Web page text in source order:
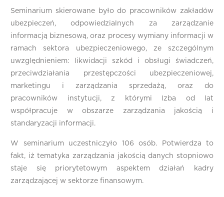
Seminarium skierowane było do pracowników zakładów
ubezpieczeń, odpowiedzialnych za zarządzanie
informacją biznesową, oraz procesy wymiany informacji w
ramach sektora ubezpieczeniowego, ze szczególnym
uwzględnieniem: likwidacji szkód i obsługi świadczeń,
przeciwdziałania przestępczości ubezpieczeniowej,
marketingu i zarządzania sprzedażą, oraz do
pracowników instytucji, z którymi Izba od lat
współpracuje w obszarze zarządzania jakością i
standaryzacji informacji.
W seminarium uczestniczyło 106 osób. Potwierdza to
fakt, iż tematyka zarządzania jakością danych stopniowo
staje się priorytetowym aspektem działań kadry
zarządzającej w sektorze finansowym.